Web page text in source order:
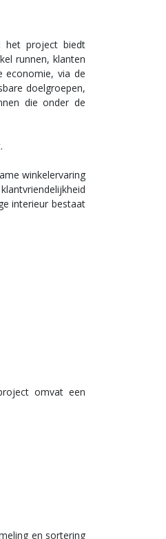
het project biedt
runnen, klanten
economie, via de
doelgroepen,
die onder de
winkelervaring
interieur bestaat
omvat een
en sortering